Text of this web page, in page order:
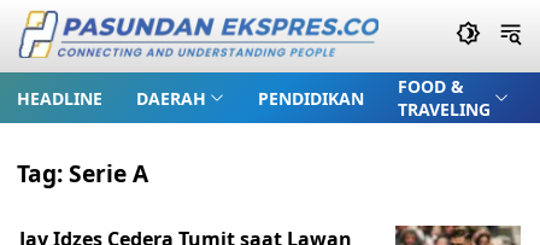
HEADLINE DAERAH PENDIDIKAN
FOOD &
TRAVELING
Tag:Serie A
Jay Idzes Cedera Tumit saat Lawan